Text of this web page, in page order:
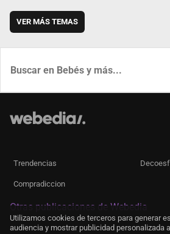
VER MÁS TEMAS
Trendencias
Compradiccion
Otras publicaciones de Webedia
Utilizamos cookies de terceros para generar
audiencia y mostrar publicidad personalizada